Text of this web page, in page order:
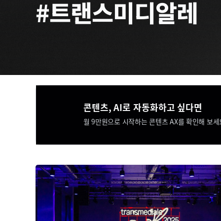
#트랜스미디알레
콘텐츠, AI로 자동화하고 싶다면​​
월 9만원으로 시작하는 콘텐츠 AX를 확인해 보